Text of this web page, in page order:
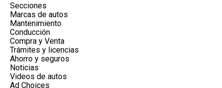
Secciones
Marcas de autos
Mantenimiento
Conducción
Compra y Venta
Trámites y licencias
Ahorro y seguros
Noticias
Videos de autos
Ad Choices